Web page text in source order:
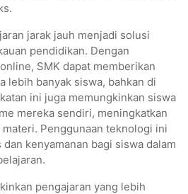
jarak jauh menjadi solusi
pendidikan. Dengan
SMK dapat memberikan
lebih banyak siswa, bahkan di
ini juga memungkinkan siswa
mereka sendiri, meningkatkan
Penggunaan teknologi ini
kenyamanan bagi siswa dalam
pengajaran yang lebih